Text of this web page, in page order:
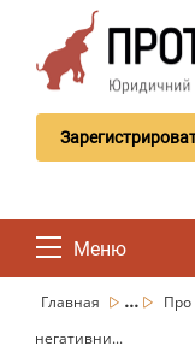
Меню
Главная ...
Про
негативни...